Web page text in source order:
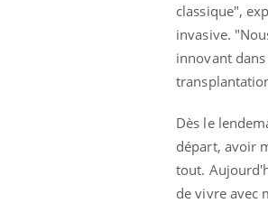
classique",
invasive.
innovant
Dès le
départ, avoir
tout.
de vivre avec